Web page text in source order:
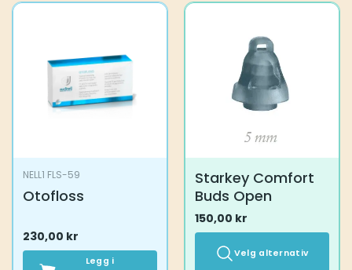
NELL1 FLS-59
Otofloss
230,00 kr
Legg i
Starkey Comfort
Buds Open
150,00 kr
Velg alternativ